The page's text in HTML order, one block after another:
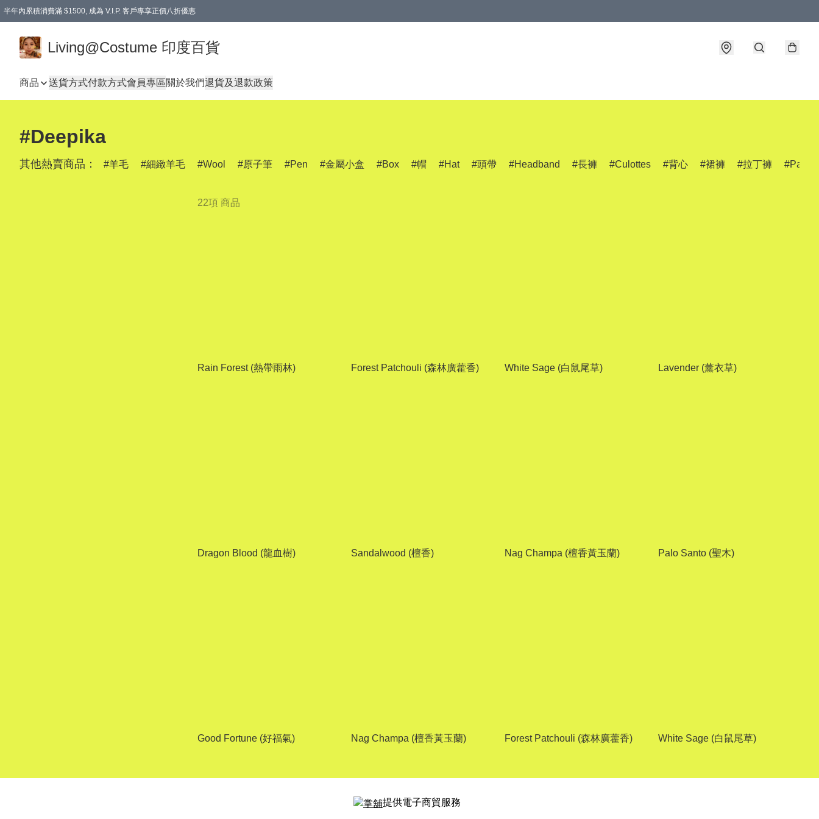
半年內累積消費滿 $1500, 成為 V.I.P. 客戶專享正價八折優惠
Living@Costume 印度百貨
商品 送貨方式付款方式會員專區關於我們退貨及退款政策
#Deepika
其他熱賣商品： 羊毛 細緻羊毛 Wool 原子筆 Pen 金屬小盒 Box 帽 Hat 頭帶 Headband 長褲 Culottes 背心 裙褲 拉丁褲 Pants
22項 商品
Rain Forest (熱帶雨林) Forest Patchouli (森林廣藿香) White Sage (白鼠尾草) Lavender (薰衣草)
Dragon Blood (龍血樹) Sandalwood (檀香) Nag Champa (檀香黃玉蘭) Palo Santo (聖木)
Good Fortune (好福氣) Nag Champa (檀香黃玉蘭) Forest Patchouli (森林廣藿香) White Sage (白鼠尾草)
提供電子商貿服務